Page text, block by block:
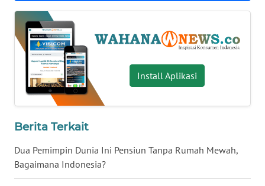
Install Aplikasi
Berita Terkait
Dua Pemimpin Dunia Ini Pensiun Tanpa Rumah Mewah,
Bagaimana Indonesia?
BABEL
WN
SUMBAR
WN
WN
BENGKULU